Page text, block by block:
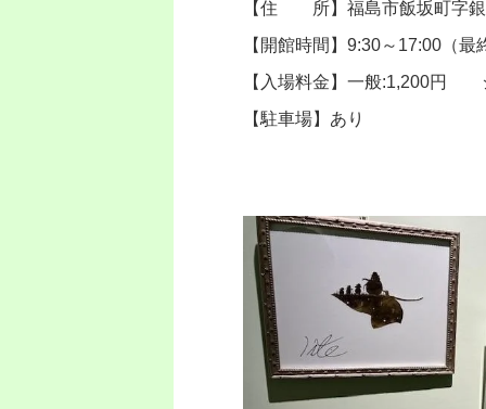
【住 所】福島市飯坂町字
【開館時間】 9:30～ 17:00 （最
【入場料金】一般:1,200円
【駐車場】あり